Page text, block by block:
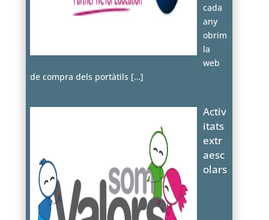
cada
any
obrim
la
web
de compra dels portàtils […]
Activ
itats
extr
aesc
olars